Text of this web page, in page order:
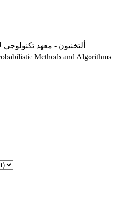
ألتخنيون - معهد تكنولوجي
Methods and Algorithms